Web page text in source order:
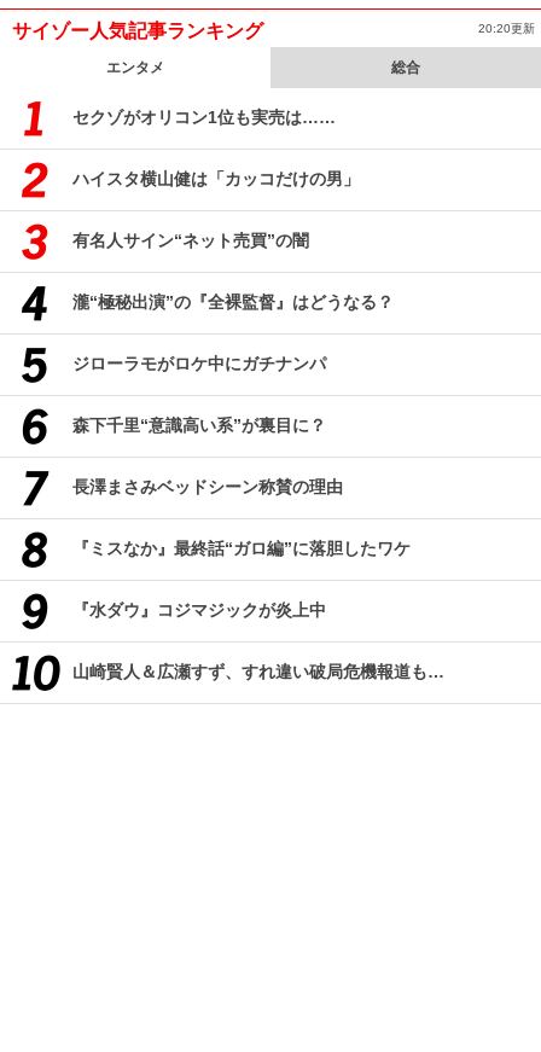
サイゾー人気記事ランキング 20:20更新
エンタメ 総合
セクゾがオリコン1位も実売は……
ハイスタ横山健は「カッコだけの男」
有名人サイン“ネット売買”の闇
瀧“極秘出演”の『全裸監督』はどうなる？
ジローラモがロケ中にガチナンパ
森下千里“意識高い系”が裏目に？
長澤まさみベッドシーン称賛の理由
『ミスなか』最終話“ガロ編”に落胆したワケ
『水ダウ』コジマジックが炎上中
山崎賢人＆広瀬すず、すれ違い破局危機報道も…